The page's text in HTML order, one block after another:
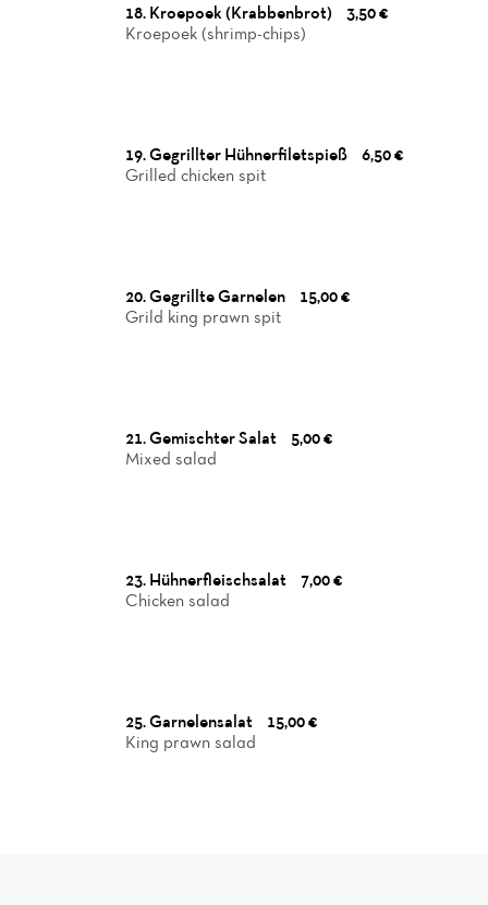
18. Kroepoek (Krabbenbrot)
3,50 €
Kroepoek (shrimp-chips)
19. Gegrillter Hühnerfiletspieß
6,50 €
Grilled chicken spit
20. Gegrillte Garnelen
15,00 €
Grild king prawn spit
21. Gemischter Salat
5,00 €
Mixed salad
23. Hühnerfleischsalat
7,00 €
Chicken salad
25. Garnelensalat
15,00 €
King prawn salad